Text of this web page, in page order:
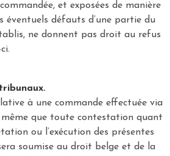
et exposées de manière
éventuels défauts d’une partie du
ne donnent pas droit au refus
à une commande effectuée via
même que toute contestation quant
ou l’exécution des présentes
soumise au droit belge et de la